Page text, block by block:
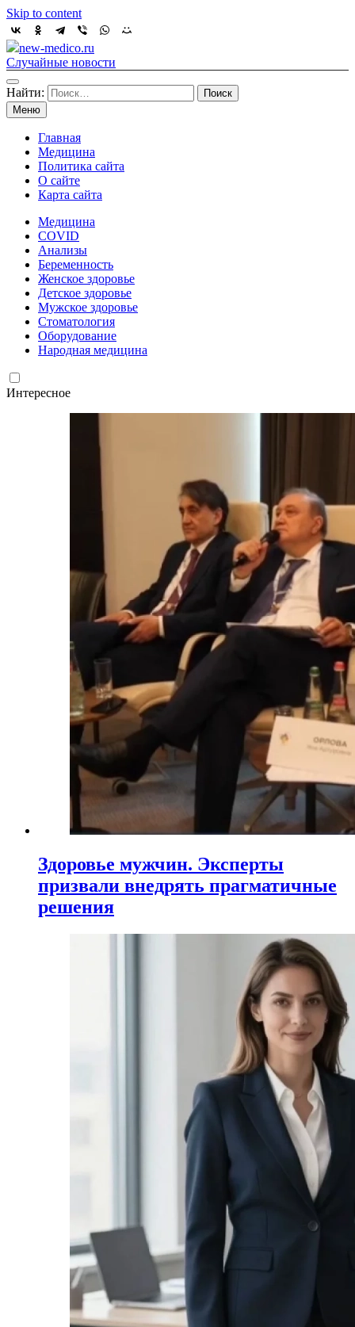
Skip to content
new-medico.ru
Случайные новости
Найти:
Меню
Главная
Медицина
Политика сайта
О сайте
Карта сайта
Медицина
COVID
Анализы
Беременность
Женское здоровье
Детское здоровье
Мужское здоровье
Стоматология
Оборудование
Народная медицина
Интересное
Здоровье мужчин. Эксперты
призвали внедрять прагматичные
решения